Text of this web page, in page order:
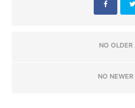
NO OLDER
NO